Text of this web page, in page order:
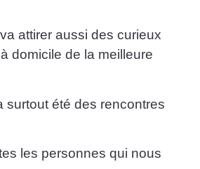
attirer aussi des curieux
domicile de la meilleure
surtout été des rencontres
les personnes qui nous